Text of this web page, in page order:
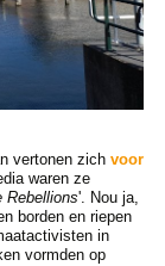
vertonen zich voor
waren ze
Rebellions'. Nou ja,
borden en riepen
in
vormden op